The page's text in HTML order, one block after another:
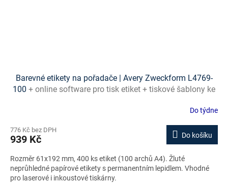
Barevné etikety na pořadače | Avery Zweckform L4769-
100 + online software pro tisk etiket + tiskové šablony ke
Do týdne
776 Kč bez DPH
939 Kč Do košíku
Rozměr 61x192 mm, 400 ks etiket (100 archů A4). Žluté
neprůhledné papírové etikety s permanentním lepidlem. Vhodné
pro laserové i inkoustové tiskárny.